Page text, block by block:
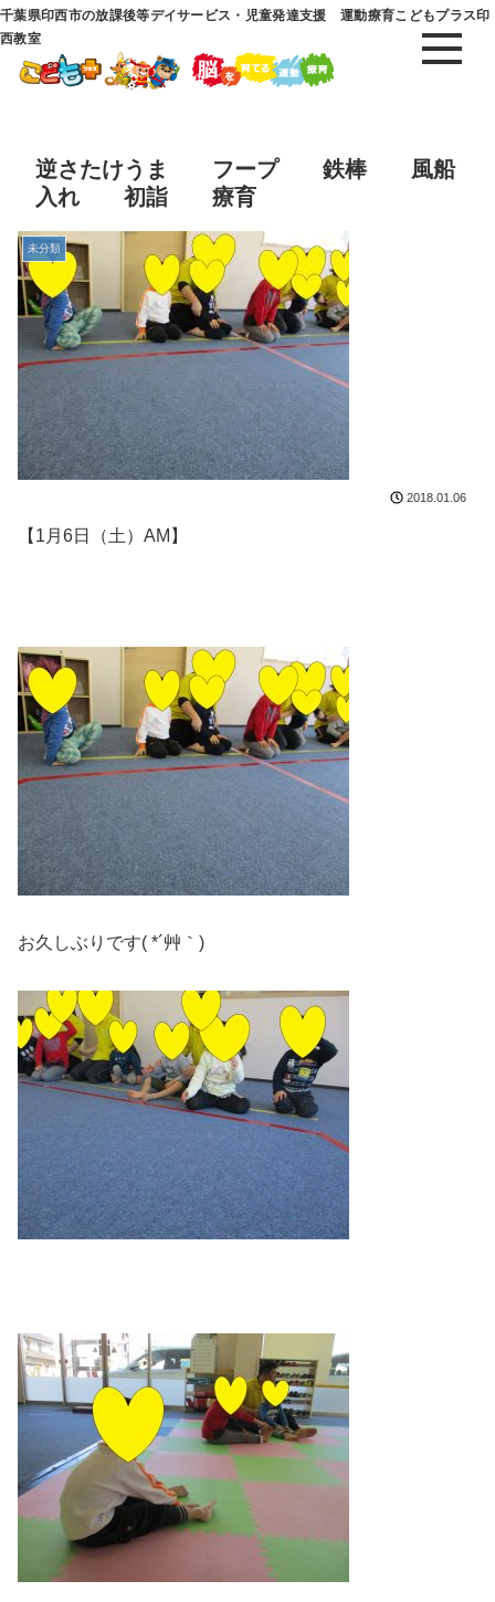
千葉県印西市の放課後等デイサービス・児童発達支援 運動療育こどもプラス印
西教室
逆さたけうま フープ 鉄棒 風船
入れ 初詣 療育
未分類
2018.01.06
【1月6日（土）AM】
お久しぶりです( *´艸｀)